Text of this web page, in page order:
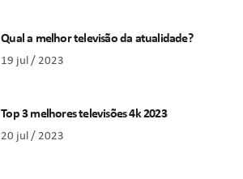
Qual a melhor televisão da atualidade?
19 jul / 2023
Top 3 melhores televisões 4k 2023
20 jul / 2023